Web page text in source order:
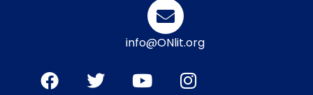
info@ONlit.org